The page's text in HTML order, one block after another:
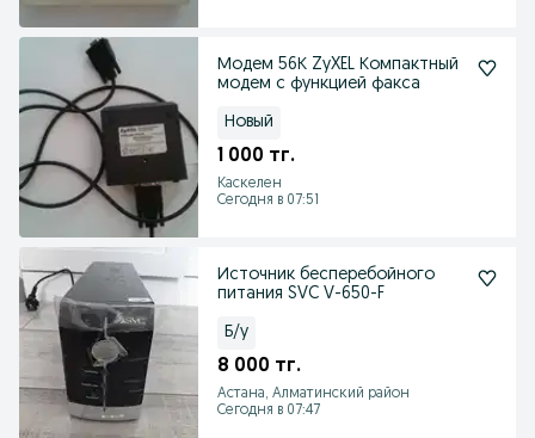
Модем 56К ZyXEL Компактный
модем с функцией факса
Новый
1 000 тг.
Каскелен
Сегодня в 07:51
Источник бесперебойного
питания SVC V-650-F
Б/у
8 000 тг.
Астана, Алматинский район
Сегодня в 07:47